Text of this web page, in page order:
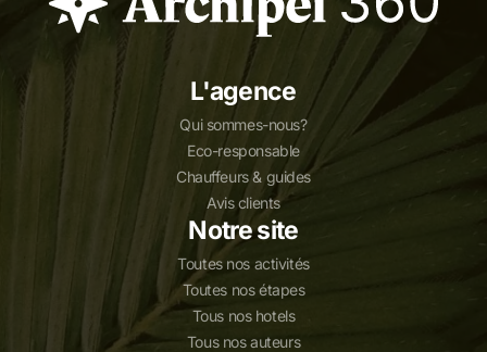
L'agence
Qui sommes-nous?
Eco-responsable
Chauffeurs & guides
Avis clients
Notre site
Toutes nos activités
Toutes nos étapes
Tous nos hotels
Tous nos auteurs